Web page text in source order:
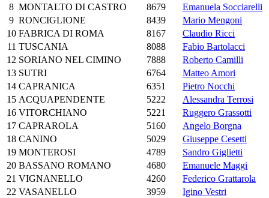
8 MONTALTO DI CASTRO 8679
Emanuela Socciarelli
9 RONCIGLIONE 8439
Mario Mengoni
10 FABRICA DI ROMA 8167
Claudio Ricci
11 TUSCANIA 8088
Fabio Bartolacci
12 SORIANO NEL CIMINO 7888
Roberto Camilli
13 SUTRI 6764
Matteo Amori
14 CAPRANICA 6351
Pietro Nocchi
15 ACQUAPENDENTE 5222
Alessandra Terrosi
16 VITORCHIANO 5221
Ruggero Grassotti
17 CAPRAROLA 5160
Angelo Borgna
18 CANINO 5029
Giuseppe Cesetti
19 MONTEROSI 4789
Sandro Giglietti
20 BASSANO ROMANO 4680
Emanuele Maggi
21 VIGNANELLO 4260
Federico Grattarola
22 VASANELLO 3959
Igino Vestri